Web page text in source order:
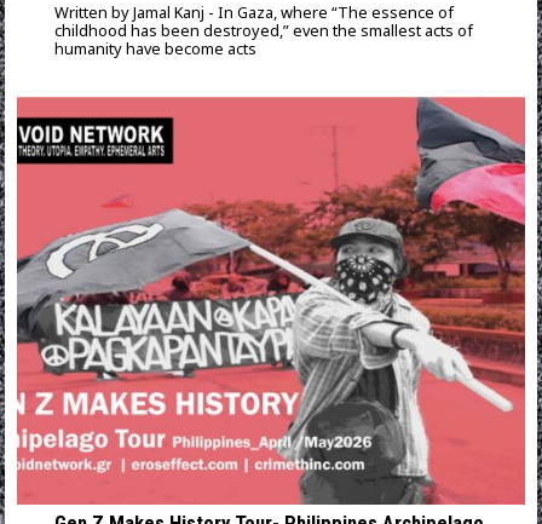
Written by Jamal Kanj - In Gaza, where “The essence of
childhood has been destroyed,” even the smallest acts of
humanity have become acts